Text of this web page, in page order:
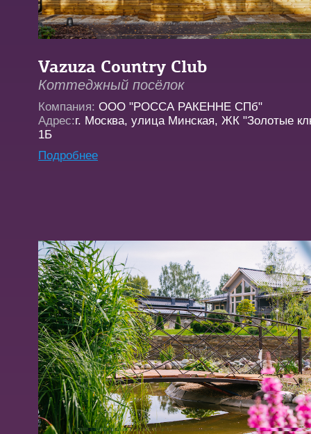
Vazuza Country Club
Коттеджный посёлок
Компания: OOO "РОССА РАКЕННЕ СПб"
Адрес:г. Москва, улица Минская, ЖК "Золотые
1Б
Подробнее